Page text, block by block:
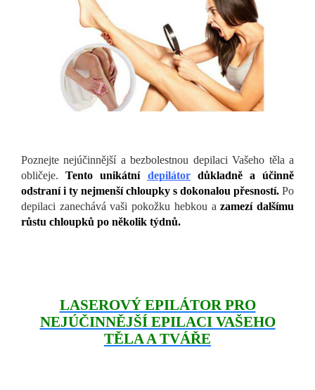
Poznejte nejúčinnější a bezbolestnou depilaci Vašeho těla a
obličeje.Tento unikátní depilátordůkladně a účinně
odstraní i ty nejmenší chloupky s dokonalou přesností. Po
depilaci zanechává vaši pokožku hebkou azamezí dalšímu
růstu chloupků po několik týdnů.
LASEROVÝ EPILÁTOR PRO
NEJÚČINNĚJŠÍ EPILACI VAŠEHO
TĚLA A TVÁŘE